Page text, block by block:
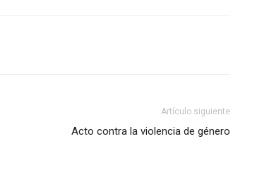
Artículo siguiente
Acto contra la violencia de género